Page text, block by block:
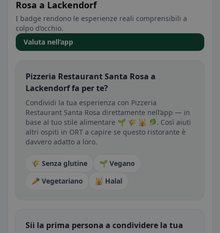
Rosa a Lackendorf
I badge rendono le esperienze reali comprensibili a
colpo d’occhio.
Valuta nell’app
Pizzeria Restaurant Santa Rosa a
Lackendorf fa per te?
Condividi la tua esperienza con Pizzeria
Restaurant Santa Rosa direttamente nell’app — in
base al tuo stile alimentare 🌱 🌾 🕌 🥬. Così aiuti
altri ospiti in ORT a capire se questo ristorante è
davvero adatto a loro.
🌾 Senza glutine
🌱 Vegano
🥕 Vegetariano
🕌 Halal
Sii la prima persona a condividere la tua